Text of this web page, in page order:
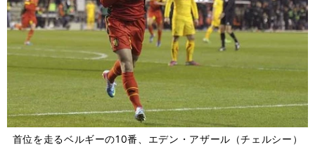
首位を走るベルギーの10番、エデン・アザール（チェルシー）